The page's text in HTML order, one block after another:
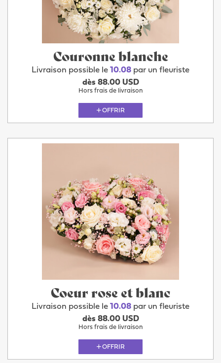
Couronne blanche
Livraison possible le 10.08 par un fleuriste
dès 88.00 USD
Hors frais de livraison
OFFRIR
Coeur rose et blanc
Livraison possible le 10.08 par un fleuriste
dès 88.00 USD
Hors frais de livraison
OFFRIR